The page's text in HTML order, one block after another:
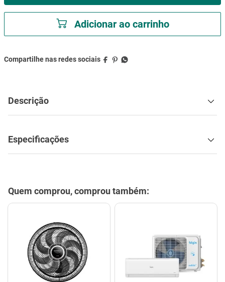
Adicionar ao carrinho
Descrição
Especificações
Quem comprou, comprou também: